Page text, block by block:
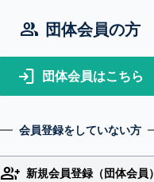
group 団体会員の方
login 団体会員はこちら
会員登録をしていない方
group_add 新規会員登録（団体会員）